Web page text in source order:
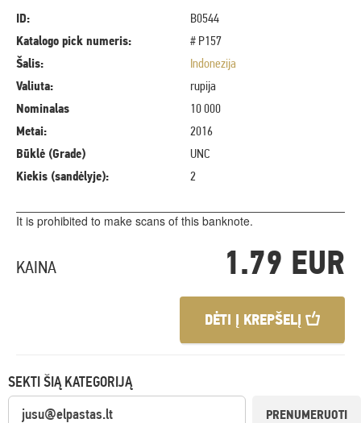
ID:
B0544
Katalogo pick numeris:
# P157
Šalis:
Indonezija
Valiuta:
rupija
Nominalas
10 000
Metai:
2016
Būklė (Grade)
UNC
Kiekis (sandėlyje):
2
It is prohibited to make scans of this banknote.
KAINA 1.79 EUR
DĖTI Į KREPŠELĮ
SEKTI ŠIĄ KATEGORIJĄ
PRENUMERUOTI